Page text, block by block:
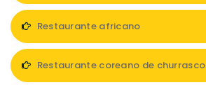
Restaurante africano
Restaurante coreano de churrasco